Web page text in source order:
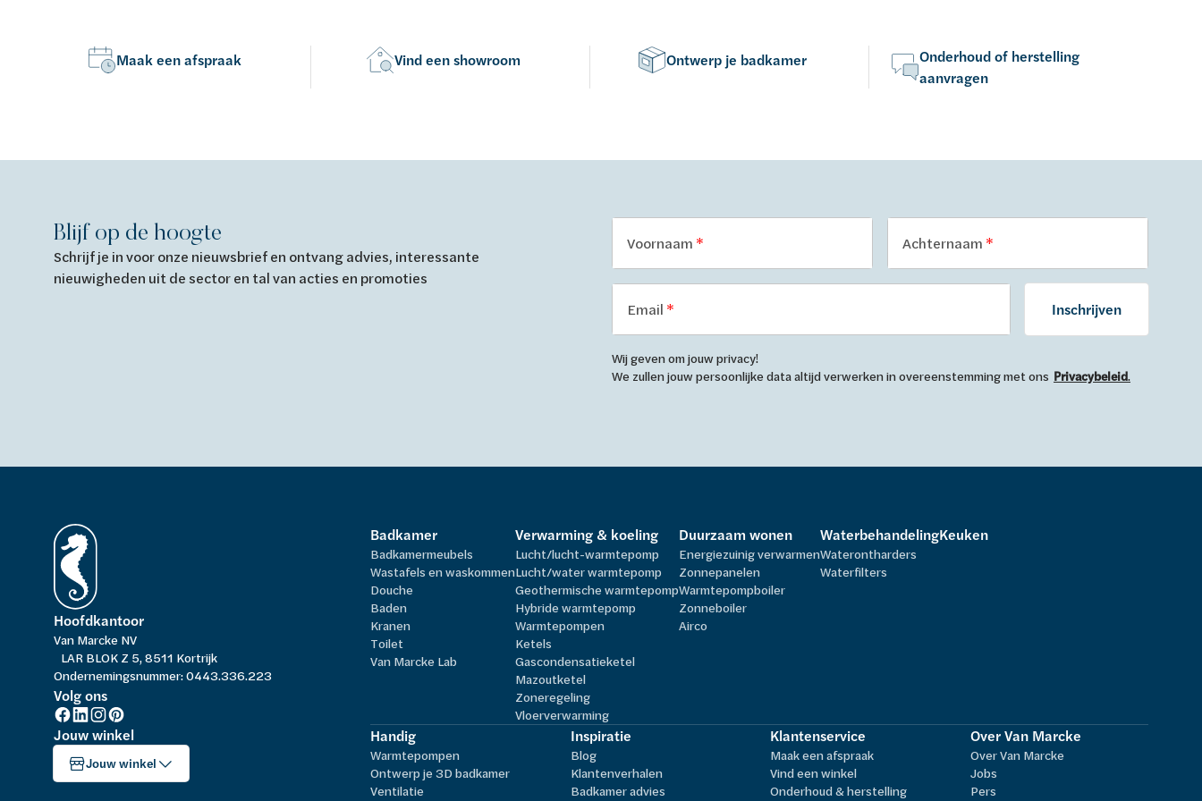
Maak een afspraak Vind een showroom Ontwerp je badkamer
Onderhoud of herstelling
aanvragen
Blijf op de hoogte
Schrijf je in voor onze nieuwsbrief en ontvang advies, interessante
nieuwigheden uit de sector en tal van acties en promoties
Voornaam Achternaam
Email Inschrijven
Wij geven om jouw privacy!
We zullen jouw persoonlijke data altijd verwerken in overeenstemming met ons Privacybeleid.
Hoofdkantoor
Van Marcke NV
LAR BLOK Z 5, 8511 Kortrijk
Ondernemingsnummer: 0443.336.223
Volg ons
Jouw winkel
Jouw winkel
Badkamer
Badkamermeubels
Wastafels en waskommen
Douche
Baden
Kranen
Toilet
Van Marcke Lab
Verwarming & koeling
Lucht/lucht-warmtepomp
Lucht/water warmtepomp
Geothermische warmtepomp
Hybride warmtepomp
Warmtepompen
Ketels
Gascondensatieketel
Mazoutketel
Zoneregeling
Vloerverwarming
Duurzaam wonen
Energiezuinig verwarmen
Zonnepanelen
Warmtepompboiler
Zonneboiler
Airco
Waterbehandeling
Waterontharders
Waterfilters
Keuken
Handig
Warmtepompen
Ontwerp je 3D badkamer
Ventilatie
Inspiratie
Blog
Klantenverhalen
Badkamer advies
Klantenservice
Maak een afspraak
Vind een winkel
Onderhoud & herstelling
Over Van Marcke
Over Van Marcke
Jobs
Pers